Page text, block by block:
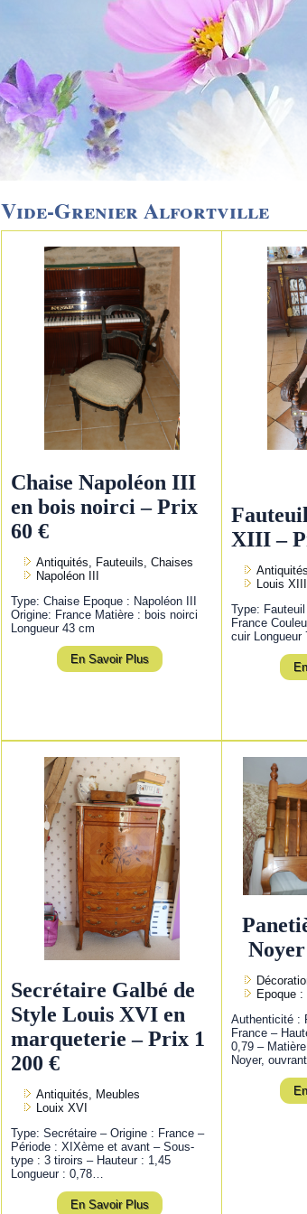
Vide-Grenier Alfortville
Chaise Napoléon III
en bois noirci – Prix
60 €
Antiquités, Fauteuils, Chaises
Napoléon III
Type: Chaise Epoque : Napoléon III
Origine: France Matière : bois noirci
Longueur 43 cm
En Savoir Plus
XIII –
Louis
Type:
France
cuir
Secrétaire Galbé de
Style Louis XVI en
marqueterie – Prix 1
200 €
Antiquités, Meubles
Louix XVI
Type: Secrétaire – Origine : France –
Période : XIXème et avant – Sous-
type : 3 tiroirs – Hauteur : 1,45
Longueur : 0,78…
En Savoir Plus
Epoque
Authenticité :
France –
0,79 –
Noyer,